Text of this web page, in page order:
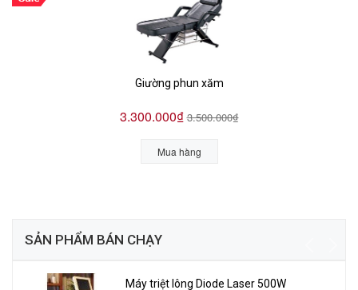
Giường phun xăm
3.300.000₫ 3.500.000₫
Mua hàng
SẢN PHẨM BÁN CHẠY
Máy triệt lông Diode Laser 500W